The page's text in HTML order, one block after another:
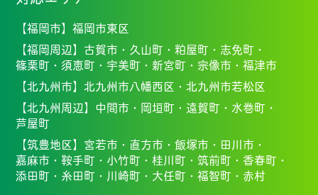
【福岡市】福岡市東区
【福岡周辺】 古賀市・ 久山町・粕屋町・ 志免町・
篠栗町・ 須恵町・ 宇美町・新宮町・ 宗像市・福津市
【北九州市】北九州市八幡西区・北九州市若松区
【北九州周辺】 中間市・ 岡垣町・遠賀町・ 水巻町・
芦屋町
【筑豊地区】 宮若市・ 直方市・飯塚市・ 田川市・
嘉麻市・鞍手町・ 小竹町・桂川町・ 筑前町・香春町・
添田町・ 糸田町・ 川崎町・ 大任町・福智町・ 赤村